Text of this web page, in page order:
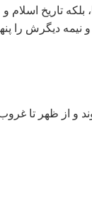
تاریخ اسلام و
نیمه دیگرش را
و از ظهر تا